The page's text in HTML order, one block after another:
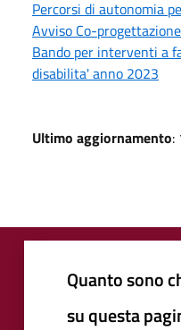
Percorsi di autonomia
Avviso Co-
Bando per interventi a
disabilita' anno 2023
Ultimo aggiornamento:
Quanto sono
su questa